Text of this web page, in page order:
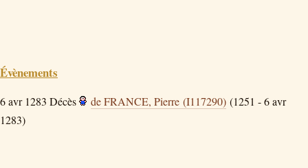
Évènements
6 avr 1283 Décès de FRANCE, Pierre (I117290) (1251 - 6 avr
1283)